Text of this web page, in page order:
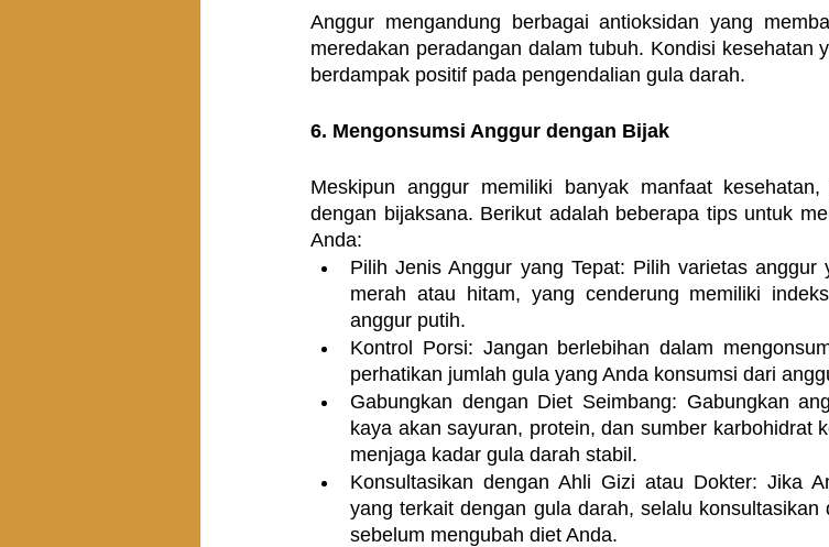
Anggur mengandung berbagai antioksidan yang
meredakan peradangan dalam tubuh. Kondisi kesehatan
berdampak positif pada pengendalian gula darah.
6. Mengonsumsi Anggur dengan Bijak
Meskipun anggur memiliki banyak manfaat
dengan bijaksana. Berikut adalah beberapa tips untuk
Anda:
Pilih Jenis Anggur yang Tepat: Pilih varietas
merah atau hitam, yang cenderung memiliki
anggur putih.
Kontrol Porsi: Jangan berlebihan dalam
perhatikan jumlah gula yang Anda konsumsi dari
Gabungkan dengan Diet Seimbang: Gabungkan
kaya akan sayuran, protein, dan sumber karbohidrat
menjaga kadar gula darah stabil.
Konsultasikan dengan Ahli Gizi atau Dokter: Jika
yang terkait dengan gula darah, selalu
sebelum mengubah diet Anda.